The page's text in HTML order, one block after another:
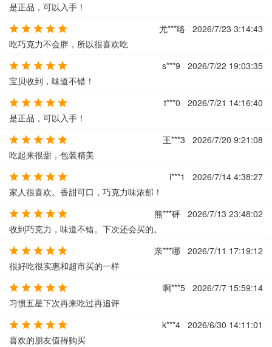
是正品，可以入手！
尤***咯
2026/7/23 3:14:43
吃巧克力不会胖，所以很喜欢吃
s***9
2026/7/22 19:03:35
宝贝收到，味道不错！
t***0
2026/7/21 14:16:40
是正品，可以入手！
王***3
2026/7/20 9:21:08
吃起来很甜，包装精美
i***1
2026/7/14 4:38:27
家人很喜欢。香甜可口，巧克力味浓郁！
熊***砰
2026/7/13 23:48:02
收到巧克力，味道不错。下次还会买的。
亲***哪
2026/7/11 17:19:12
很好吃很实惠和超市买的一样
啊***5
2026/7/7 15:59:14
习惯五星下次再来吃过再追评
k***4
2026/6/30 14:11:01
喜欢的朋友值得购买